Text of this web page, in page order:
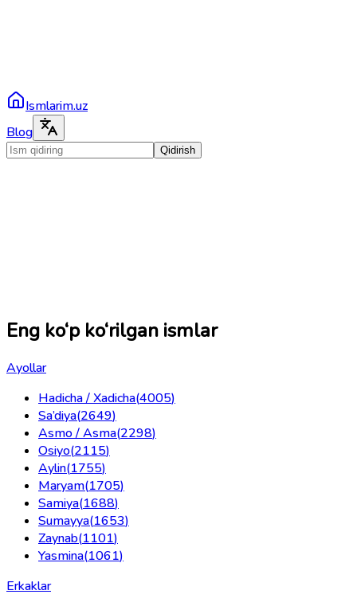
Ismlarim.uz
Blog
Qidirish
Eng ko‘p ko‘rilgan ismlar
Ayollar
Hadicha / Xadicha(4005)
Sa’diya(2649)
Asmo / Asma(2298)
Osiyo(2115)
Aylin(1755)
Maryam(1705)
Samiya(1688)
Sumayya(1653)
Zaynab(1101)
Yasmina(1061)
Erkaklar